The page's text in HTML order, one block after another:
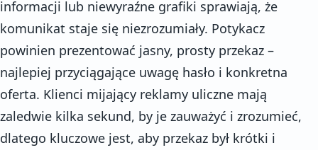
informacji lub niewyraźne grafiki sprawiają, że
komunikat staje się niezrozumiały. Potykacz
powinien prezentować jasny, prosty przekaz –
najlepiej przyciągające uwagę hasło i konkretna
oferta. Klienci mijający reklamy uliczne mają
zaledwie kilka sekund, by je zauważyć i zrozumieć,
dlatego kluczowe jest, aby przekaz był krótki i